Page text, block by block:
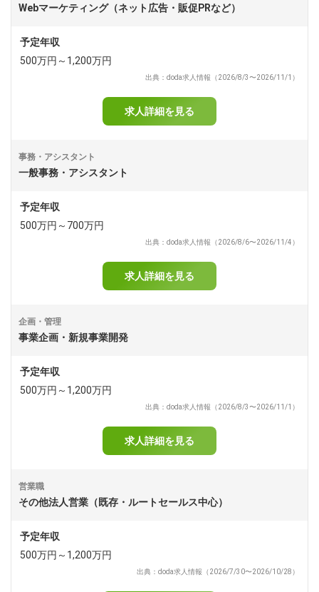
Webマーケティング（ネット広告・販促PRなど）
予定年収
500万円～1,200万円
出典：doda求人情報（2026/8/3〜2026/11/1）
求人詳細を見る
事務・アシスタント
一般事務・アシスタント
予定年収
500万円～700万円
出典：doda求人情報（2026/8/6〜2026/11/4）
求人詳細を見る
企画・管理
事業企画・新規事業開発
予定年収
500万円～1,200万円
出典：doda求人情報（2026/8/3〜2026/11/1）
求人詳細を見る
営業職
その他法人営業（既存・ルートセールス中心）
予定年収
500万円～1,200万円
出典：doda求人情報（2026/7/30〜2026/10/28）